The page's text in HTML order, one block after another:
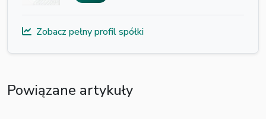
Zobacz pełny profil spółki
Powiązane artykuły